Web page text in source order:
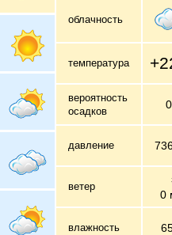
облачность
температура
вероятность
осадков
давление
ветер
0
влажность